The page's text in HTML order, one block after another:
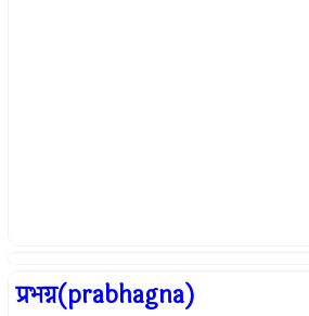
प्रभग्न(prabhagna)